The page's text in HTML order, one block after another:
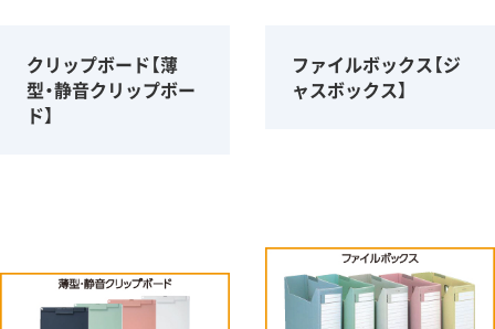
クリップボード【薄
型・静音クリップボー
ド】
ファイルボックス【ジ
ャスボックス】